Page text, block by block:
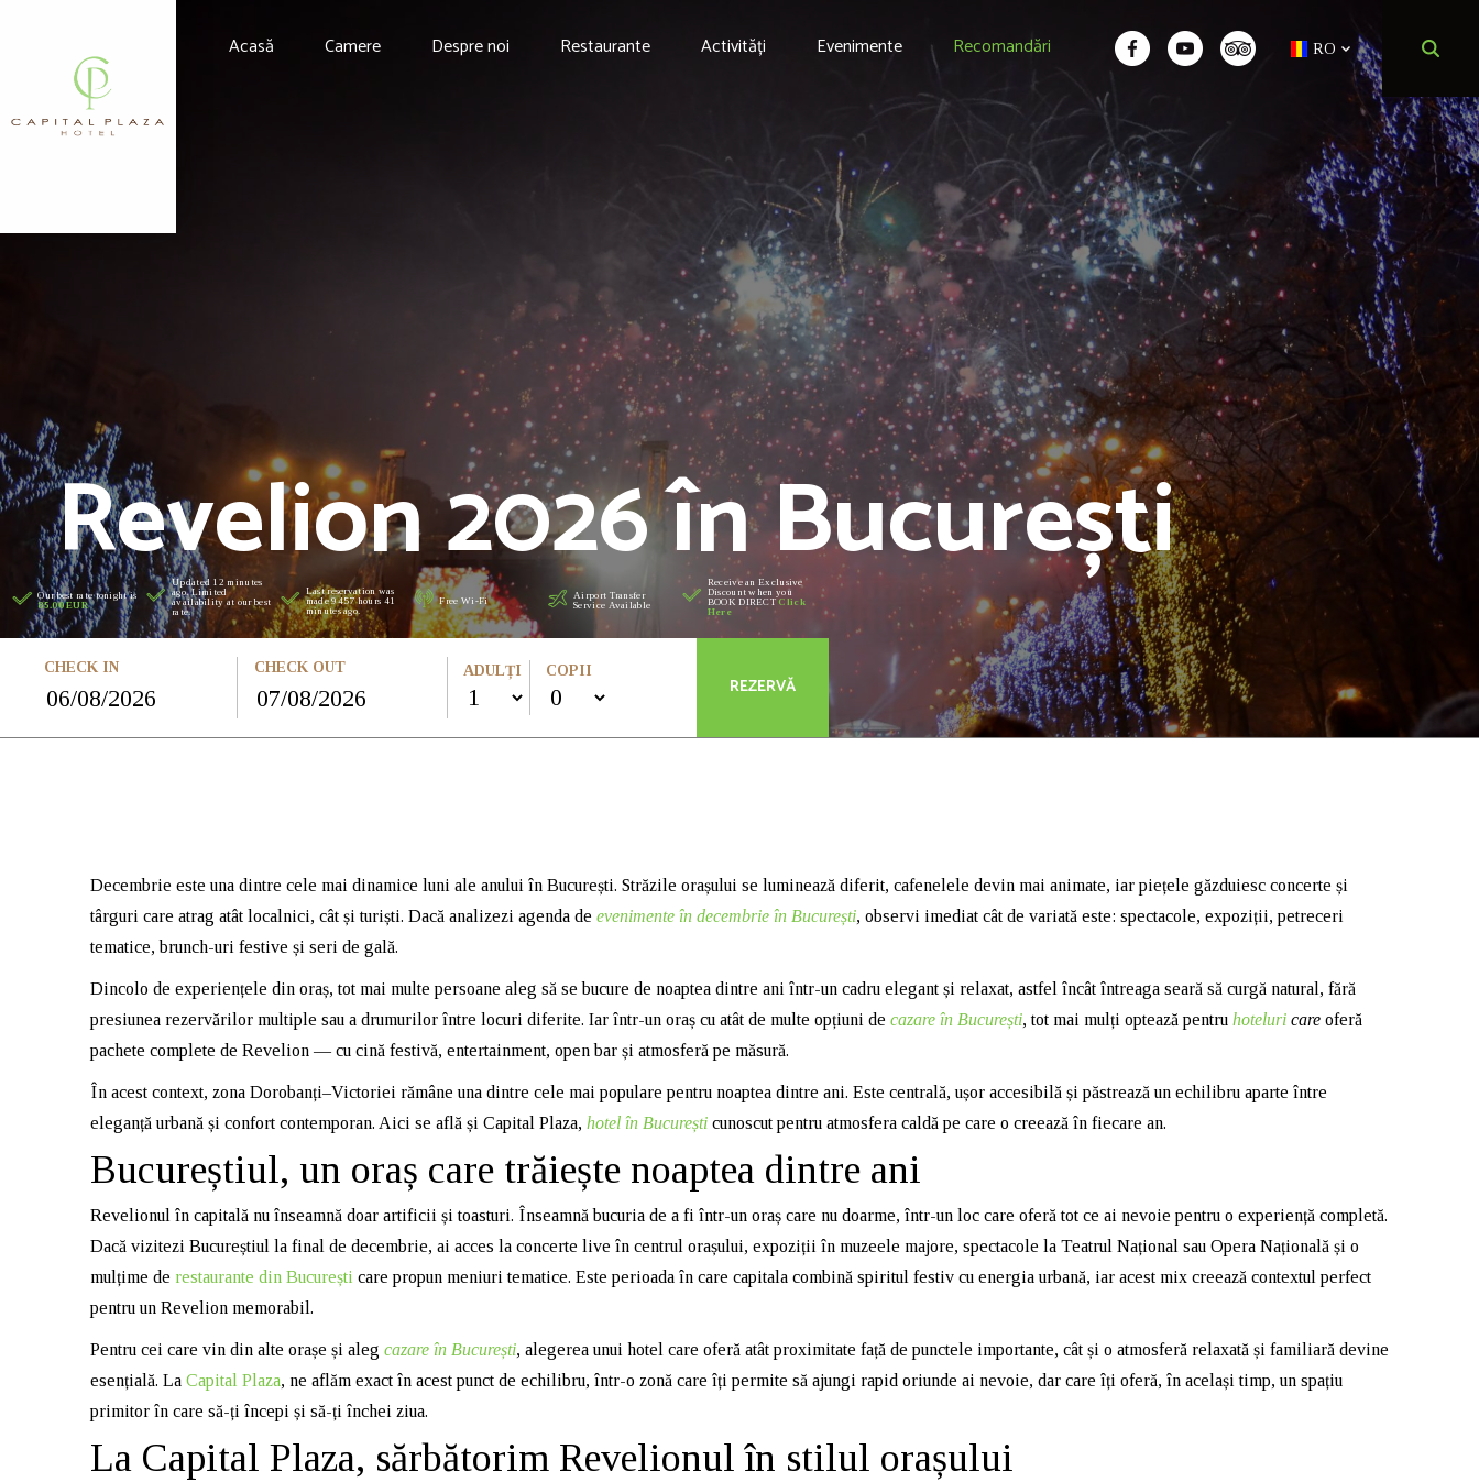
RO
Acasă Camere Despre noi Restaurante Activități Evenimente Recomandări
Revelion 2026 în București
CHECK IN CHECK OUT ADULȚI COPII
Our best rate tonight is
85.00 EUR
Updated 12 minutes
ago. Limited
availability at our best
rate.
Last reservation was
made 9457 hours 41
minutes ago.
Free Wi-Fi
Airport Transfer
Service Available
Receive an Exclusive
Discount when you
BOOK DIRECT Click
Here
Decembrie este una dintre cele mai dinamice luni ale anului în București. Străzile orașului se luminează diferit, cafenelele devin mai animate, iar piețele găzduiesc concerte și
târguri care atrag atât localnici, cât și turiști. Dacă analizezi agenda de evenimente în decembrie în București, observi imediat cât de variată este: spectacole, expoziții, petreceri
tematice, brunch-uri festive și seri de gală.
Dincolo de experiențele din oraș, tot mai multe persoane aleg să se bucure de noaptea dintre ani într-un cadru elegant și relaxat, astfel încât întreaga seară să curgă natural, fără
presiunea rezervărilor multiple sau a drumurilor între locuri diferite. Iar într-un oraș cu atât de multe opțiuni de cazare în București, tot mai mulți optează pentru hoteluri care oferă
pachete complete de Revelion — cu cină festivă, entertainment, open bar și atmosferă pe măsură.
În acest context, zona Dorobanți–Victoriei rămâne una dintre cele mai populare pentru noaptea dintre ani. Este centrală, ușor accesibilă și păstrează un echilibru aparte între
eleganță urbană și confort contemporan. Aici se află și Capital Plaza, hotel în București cunoscut pentru atmosfera caldă pe care o creează în fiecare an.
Bucureștiul, un oraș care trăiește noaptea dintre ani
Revelionul în capitală nu înseamnă doar artificii și toasturi. Înseamnă bucuria de a fi într-un oraș care nu doarme, într-un loc care oferă tot ce ai nevoie pentru o experiență completă.
Dacă vizitezi Bucureștiul la final de decembrie, ai acces la concerte live în centrul orașului, expoziții în muzeele majore, spectacole la Teatrul Național sau Opera Națională și o
mulțime de restaurante din București care propun meniuri tematice. Este perioada în care capitala combină spiritul festiv cu energia urbană, iar acest mix creează contextul perfect
pentru un Revelion memorabil.
Pentru cei care vin din alte orașe și aleg cazare în București, alegerea unui hotel care oferă atât proximitate față de punctele importante, cât și o atmosferă relaxată și familiară devine
esențială. La Capital Plaza, ne aflăm exact în acest punct de echilibru, într-o zonă care îți permite să ajungi rapid oriunde ai nevoie, dar care îți oferă, în același timp, un spațiu
primitor în care să-ți începi și să-ți închei ziua.
La Capital Plaza, sărbătorim Revelionul în stilul orașului